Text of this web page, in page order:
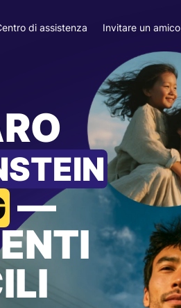
di assistenza Invitare un amico
—